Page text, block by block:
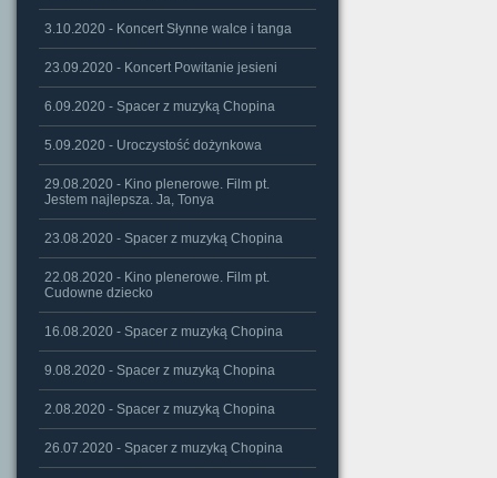
3.10.2020 - Koncert Słynne walce i tanga
23.09.2020 - Koncert Powitanie jesieni
6.09.2020 - Spacer z muzyką Chopina
5.09.2020 - Uroczystość dożynkowa
29.08.2020 - Kino plenerowe. Film pt.
Jestem najlepsza. Ja, Tonya
23.08.2020 - Spacer z muzyką Chopina
22.08.2020 - Kino plenerowe. Film pt.
Cudowne dziecko
16.08.2020 - Spacer z muzyką Chopina
9.08.2020 - Spacer z muzyką Chopina
2.08.2020 - Spacer z muzyką Chopina
26.07.2020 - Spacer z muzyką Chopina